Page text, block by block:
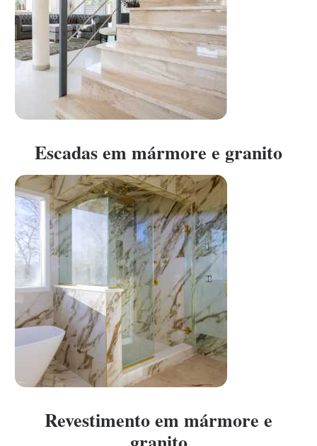
Escadas em mármore e granito
Revestimento em mármore e